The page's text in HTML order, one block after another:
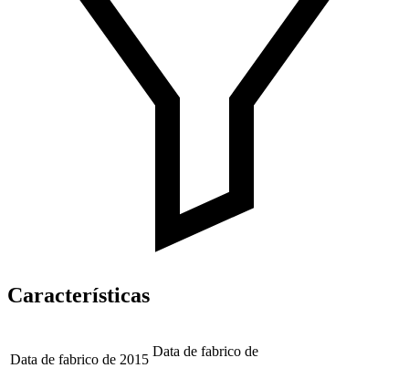
Características
Data de fabrico de 2015
Data de fabrico de